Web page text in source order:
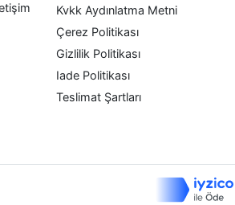
Kvkk Aydınlatma Metni
Çerez Politikası
Gizlilik Politikası
Iade Politikası
Teslimat Şartları